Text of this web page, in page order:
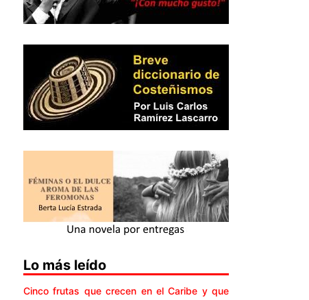
Lo más leído
Cinco frutas que crecen en el Caribe y que